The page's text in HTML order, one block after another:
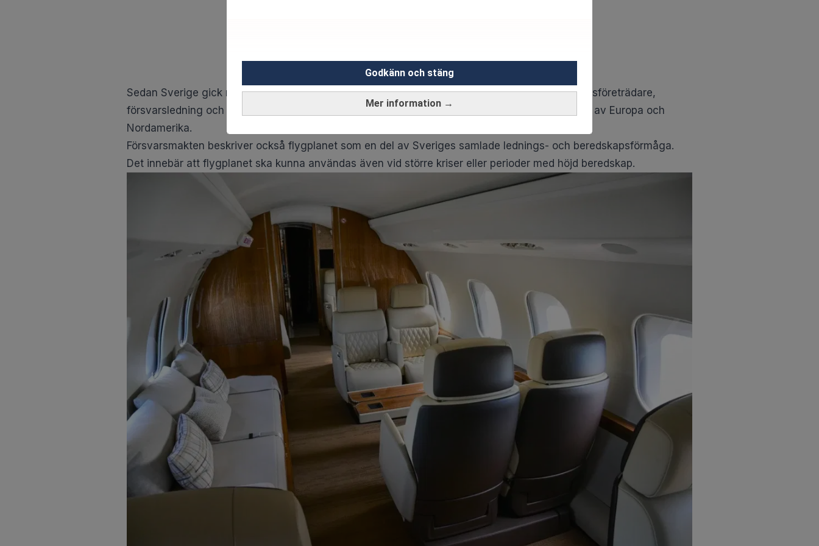
Mer information →
Godkänn och stäng
Sedan Sverige gick med i Nato har behovet av internationell samverkan ökat kraftigt. Regeringsföreträdare,
försvarsledning och andra nyckelpersoner behöver oftare kunna resa snabbt mellan olika delar av Europa och
Nordamerika.
Försvarsmakten beskriver också flygplanet som en del av Sveriges samlade lednings- och beredskapsförmåga.
Det innebär att flygplanet ska kunna användas även vid större kriser eller perioder med höjd beredskap.